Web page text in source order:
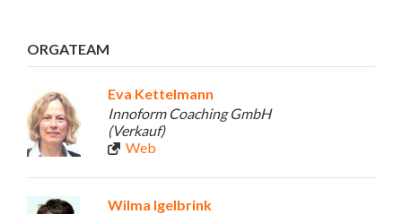
ORGATEAM
Eva Kettelmann
Innoform Coaching GmbH
(Verkauf)
Web
Wilma Igelbrink